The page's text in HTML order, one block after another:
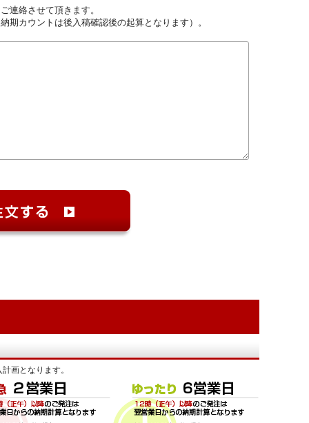
連絡させて頂きます。
期カウントは後入稿確認後の起算となります）。
画となります。